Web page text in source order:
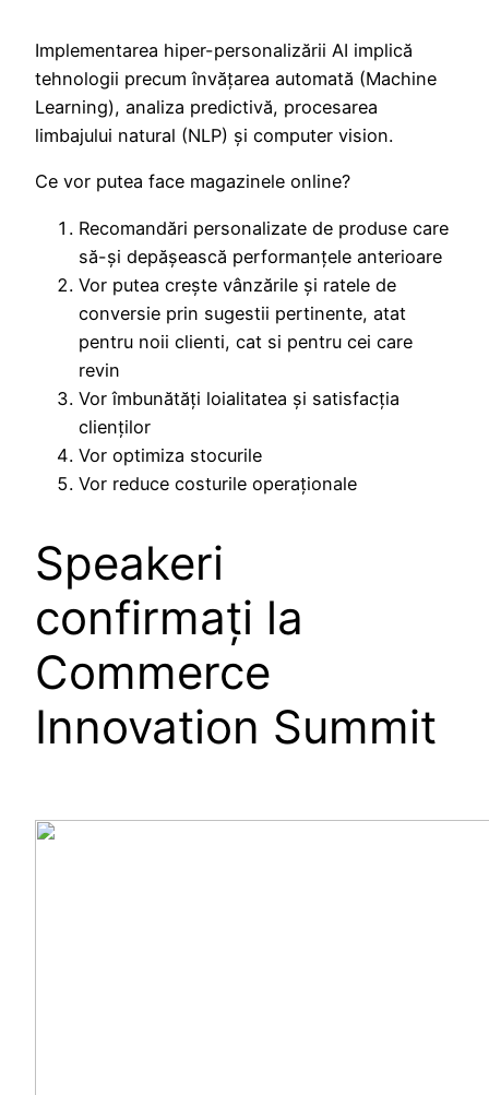
Implementarea hiper-personalizării AI implică
tehnologii precum învățarea automată (Machine
Learning), analiza predictivă, procesarea
limbajului natural (NLP) și computer vision.
Ce vor putea face magazinele online?
Recomandări personalizate de produse care
să-și depășească performanțele anterioare
Vor putea crește vânzările și ratele de
conversie prin sugestii pertinente, atat
pentru noii clienti, cat si pentru cei care
revin
Vor îmbunătăți loialitatea și satisfacția
clienților
Vor optimiza stocurile
Vor reduce costurile operaționale
Speakeri
confirmați la
Commerce
Innovation Summit